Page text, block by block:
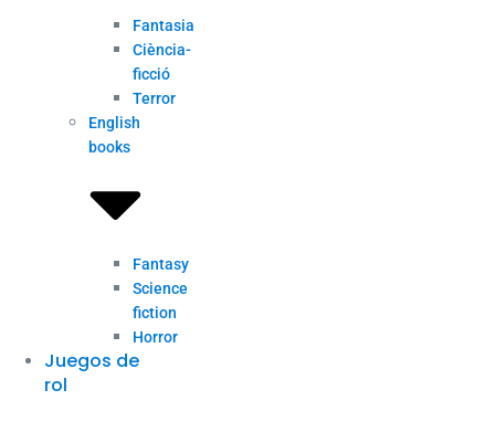
Fantasia
Ciència-
ficció
Terror
English
books
Fantasy
Science
fiction
Horror
Juegos de
rol